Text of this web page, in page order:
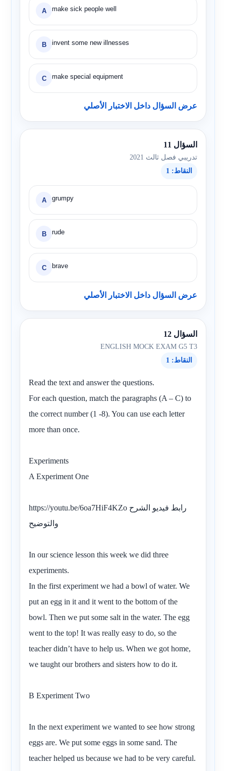
A make sick people well
B invent some new illnesses
C make special equipment
عرض السؤال داخل الاختبار الأصلي
السؤال 11
تدريبي فصل ثالث 2021
النقاط: 1
A grumpy
B rude
C brave
عرض السؤال داخل الاختبار الأصلي
السؤال 12
ENGLISH MOCK EXAM G5 T3
النقاط: 1
Read the text and answer the questions.
For each question, match the paragraphs (A – C) to
the correct number (1 -8). You can use each letter
more than once.
Experiments
A Experiment One
https://youtu.be/6oa7HiF4KZo رابط فيديو الشرح
والتوضيح
In our science lesson this week we did three
experiments.
In the first experiment we had a bowl of water. We
put an egg in it and it went to the bottom of the
bowl. Then we put some salt in the water. The egg
went to the top! It was really easy to do, so the
teacher didn’t have to help us. When we got home,
we taught our brothers and sisters how to do it.
B Experiment Two
In the next experiment we wanted to see how strong
eggs are. We put some eggs in some sand. The
teacher helped us because we had to be very careful.